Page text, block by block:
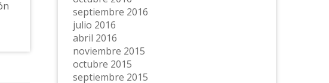
septiembre 2016
julio 2016
abril 2016
noviembre 2015
octubre 2015
septiembre 2015